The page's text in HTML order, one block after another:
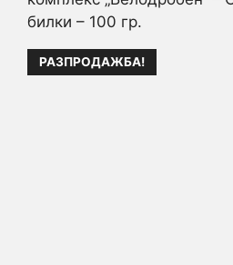
билки – 100 гр.
РАЗПРОДАЖБА!